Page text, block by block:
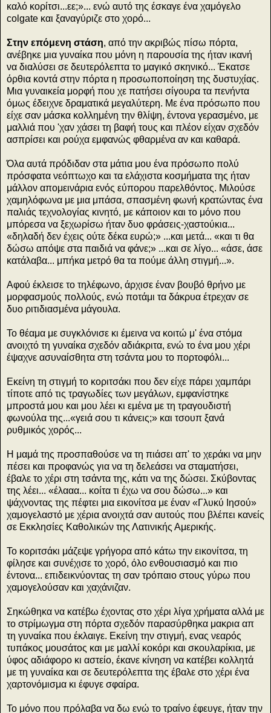
καλό κορίτσι...εε;»... ενώ αυτό της έσκαγε ένα χαμόγελο
colgate και ξαναγύριζε στο χορό...
Στην επόμενη στάση, από την ακριβώς πίσω πόρτα,
ανέβηκε μια γυναίκα που μόνη η παρουσία της ήταν ικανή
να διαλύσει σε δευτερόλεπτα το μαγικό σκηνικό... Έκατσε
όρθια κοντά στην πόρτα η προσωποποίηση της δυστυχίας.
Μια γυναικεία μορφή που χε πατήσει σίγουρα τα πενήντα
όμως έδειχνε δραματικά μεγαλύτερη. Με ένα πρόσωπο που
είχε σαν μάσκα κολλημένη την θλίψη, έντονα γερασμένο, με
μαλλιά που 'χαν χάσει τη βαφή τους και πλέον είχαν σχεδόν
ασπρίσει και ρούχα εμφανώς φθαρμένα αν και καθαρά.
Όλα αυτά πρόδιδαν στα μάτια μου ένα πρόσωπο πολύ
πρόσφατα νεόπτωχο και τα ελάχιστα κοσμήματα της ήταν
μάλλον απομεινάρια ενός εύπορου παρελθόντος. Μιλούσε
χαμηλόφωνα με μια μπάσα, σπασμένη φωνή κρατώντας ένα
παλιάς τεχνολογίας κινητό, με κάποιον και το μόνο που
μπόρεσα να ξεχωρίσω ήταν δυο φράσεις-χαστούκια...
«δηλαδή δεν έχεις ούτε δέκα ευρώ;» ...και μετά... «και τι θα
δώσω απόψε στα παιδιά να φάνε;» ...και σε λίγο... «άσε, άσε
κατάλαβα... μπήκα μετρό θα τα πούμε άλλη στιγμή...».
Αφού έκλεισε το τηλέφωνο, άρχισε έναν βουβό θρήνο με
μορφασμούς πολλούς, ενώ ποτάμι τα δάκρυα έτρεχαν σε
δυο ριτιδιασμένα μάγουλα.
Το θέαμα με συγκλόνισε κι έμεινα να κοιτώ μ' ένα στόμα
ανοιχτό τη γυναίκα σχεδόν αδιάκριτα, ενώ το ένα μου χέρι
έψαχνε ασυναίσθητα στη τσάντα μου το πορτοφόλι...
Εκείνη τη στιγμή το κοριτσάκι που δεν είχε πάρει χαμπάρι
τίποτε από τις τραγωδίες των μεγάλων, εμφανίστηκε
μπροστά μου και μου λέει κι εμένα με τη τραγουδιστή
φωνούλα της...«γειά σου τι κάνεις;» και τσουπ ξανά
ρυθμικός χορός...
Η μαμά της προσπαθούσε να τη πιάσει απ' το χεράκι να μην
πέσει και προφανώς για να τη δελεάσει να σταματήσει,
έβαλε το χέρι στη τσάντα της, κάτι να της δώσει. Σκύβοντας
της λέει... «έλααα... κοίτα τι έχω να σου δώσω...» και
ψάχνοντας της πέφτει μια εικονίτσα με έναν «Γλυκύ Ιησού»
χαμογελαστό με χέρια ανοιχτά σαν αυτούς που βλέπει κανείς
σε Εκκλησίες Καθολικών της Λατινικής Αμερικής.
Το κοριτσάκι μάζεψε γρήγορα από κάτω την εικονίτσα, τη
φίλησε και συνέχισε το χορό, όλο ενθουσιασμό και πιο
έντονα... επιδεικνύοντας τη σαν τρόπαιο στους γύρω που
χαμογελούσαν και χαχάνιζαν.
Σηκώθηκα να κατέβω έχοντας στο χέρι λίγα χρήματα αλλά με
το στρίμωγμα στη πόρτα σχεδόν παρασύρθηκα μακρια απ
τη γυναίκα που έκλαιγε. Εκείνη την στιγμή, ενας νεαρός
τυπάκος μουσάτος και με μαλλί κοκόρι και σκουλαρίκια, με
ύφος αδιάφορο κι αστείο, έκανε κίνηση να κατέβει κολλητά
με τη γυναίκα και σε δευτερόλεπτα της έβαλε στο χέρι ένα
χαρτονόμισμα κι έφυγε σφαίρα.
Το μόνο που πρόλαβα να δω ενώ το τραίνο έφευγε, ήταν την